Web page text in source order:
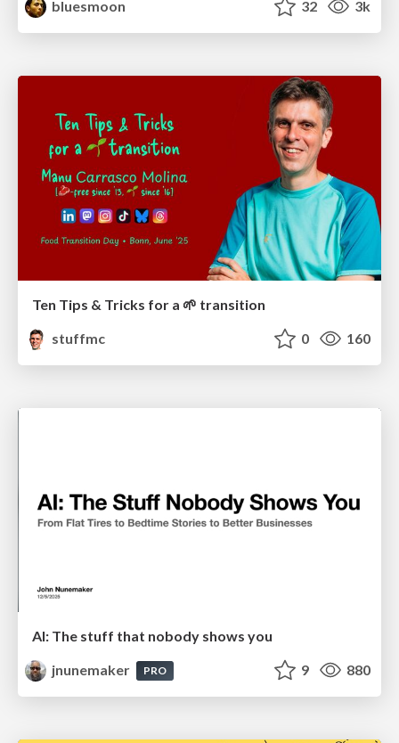
bluesmoon 32 3k
Ten Tips & Tricks for a 🌱 transition
stuffmc
0 160
AI: The stuff that nobody shows you
jnunemaker
PRO 9 880